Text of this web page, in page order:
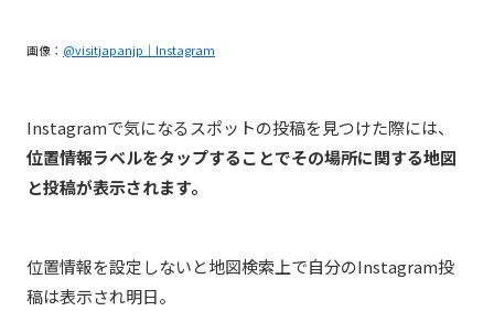
画像： @visitjapanjp｜Instagram
Instagramで気になるスポットの投稿を見つけた際には、
位置情報ラベルをタップすることでその場所に関する地図
と投稿が表示されます。
位置情報を設定しないと地図検索上で自分のInstagram投
稿は表示され明日。